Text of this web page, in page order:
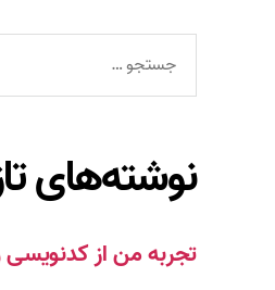
جستجوی
نوشته‌های
تجربه من از